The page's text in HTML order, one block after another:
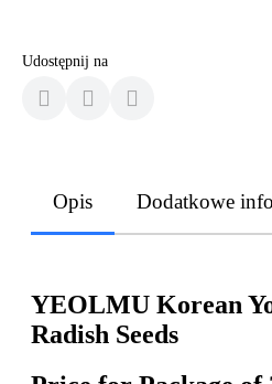
Udostępnij na
Opis Dodatkowe
YEOLMU Korean
Radish Seeds